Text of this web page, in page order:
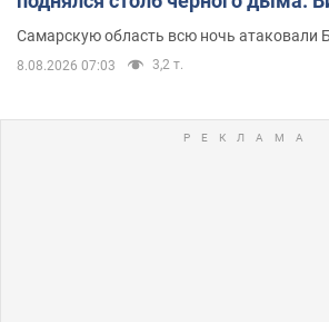
Самарскую область всю ночь атаковали
8.08.2026 07:03 3,2 т.